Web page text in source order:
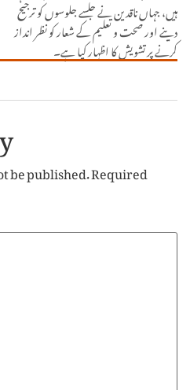
ہیں، جہاں ناقدین نے جلسے جلوسوں کو ترجیح
دینے اور صحت و تعلیم کے شعار کو نظر انداز
کرنے پر تشویش کا اظہار کیا ہے۔
be published.Required